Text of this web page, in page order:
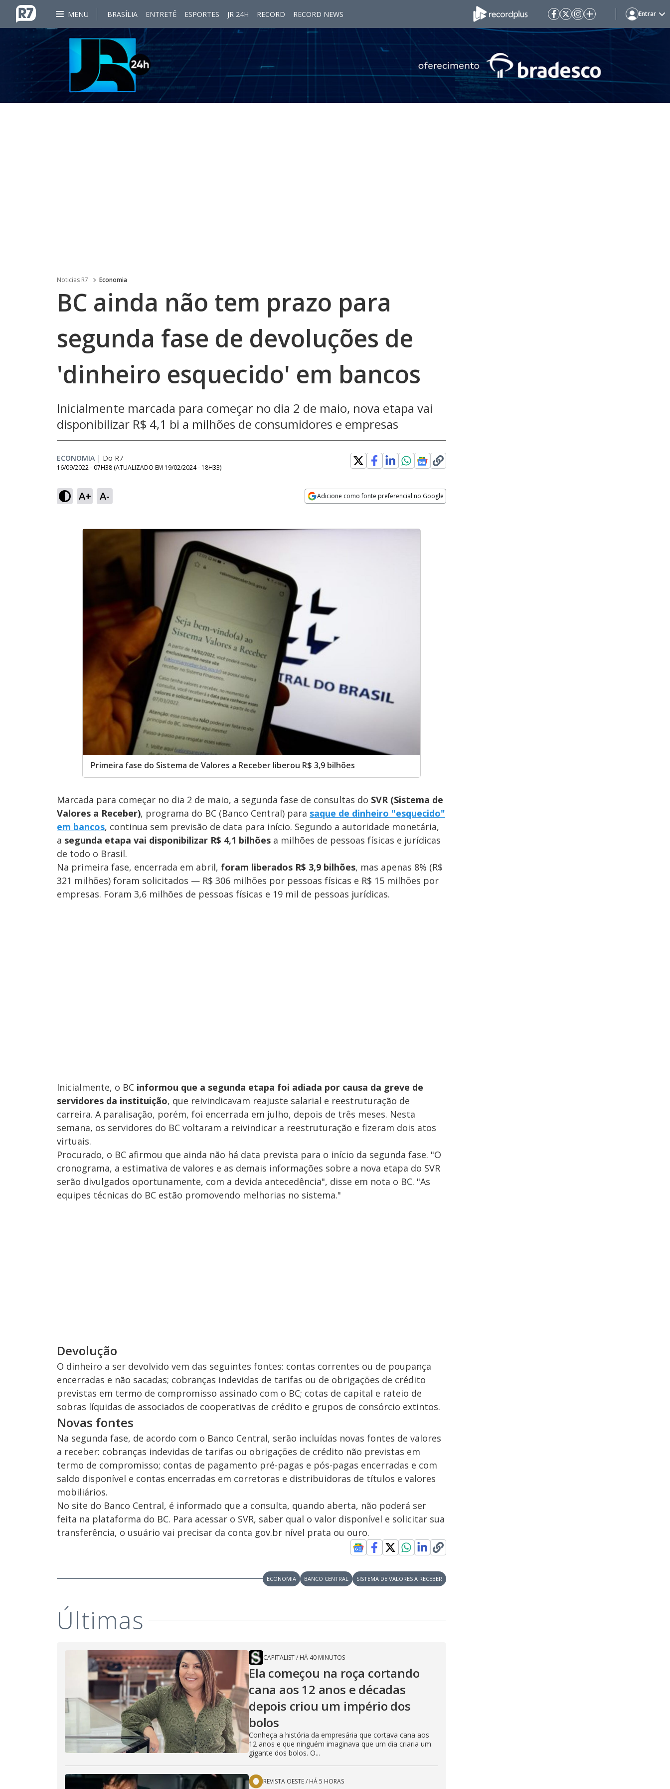
MENU BRASÍLIA ENTRETÊ ESPORTES JR 24H RECORD RECORD NEWS Entrar
Noticias R7 Economia
BC ainda não tem prazo para
segunda fase de devoluções de
'dinheiro esquecido' em bancos
Inicialmente marcada para começar no dia 2 de maio, nova etapa vai
disponibilizar R$ 4,1 bi a milhões de consumidores e empresas
ECONOMIA | Do R7
16/09/2022 - 07H38 (ATUALIZADO EM 19/02/2024 - 18H33)
A+ A- Adicione como fonte preferencial no Google
Primeira fase do Sistema de Valores a Receber liberou R$ 3,9 bilhões
Marcada para começar no dia 2 de maio, a segunda fase de consultas do SVR (Sistema de
Valores a Receber), programa do BC (Banco Central) para saque de dinheiro "esquecido"
em bancos, continua sem previsão de data para início. Segundo a autoridade monetária,
a segunda etapa vai disponibilizar R$ 4,1 bilhões a milhões de pessoas físicas e jurídicas
de todo o Brasil.
Na primeira fase, encerrada em abril, foram liberados R$ 3,9 bilhões, mas apenas 8% (R$
321 milhões) foram solicitados — R$ 306 milhões por pessoas físicas e R$ 15 milhões por
empresas. Foram 3,6 milhões de pessoas físicas e 19 mil de pessoas jurídicas.
Inicialmente, o BC informou que a segunda etapa foi adiada por causa da greve de
servidores da instituição, que reivindicavam reajuste salarial e reestruturação de
carreira. A paralisação, porém, foi encerrada em julho, depois de três meses. Nesta
semana, os servidores do BC voltaram a reivindicar a reestruturação e fizeram dois atos
virtuais.
Procurado, o BC afirmou que ainda não há data prevista para o início da segunda fase. "O
cronograma, a estimativa de valores e as demais informações sobre a nova etapa do SVR
serão divulgados oportunamente, com a devida antecedência", disse em nota o BC. "As
equipes técnicas do BC estão promovendo melhorias no sistema."
Devolução
O dinheiro a ser devolvido vem das seguintes fontes: contas correntes ou de poupança
encerradas e não sacadas; cobranças indevidas de tarifas ou de obrigações de crédito
previstas em termo de compromisso assinado com o BC; cotas de capital e rateio de
sobras líquidas de associados de cooperativas de crédito e grupos de consórcio extintos.
Novas fontes
Na segunda fase, de acordo com o Banco Central, serão incluídas novas fontes de valores
a receber: cobranças indevidas de tarifas ou obrigações de crédito não previstas em
termo de compromisso; contas de pagamento pré-pagas e pós-pagas encerradas e com
saldo disponível e contas encerradas em corretoras e distribuidoras de títulos e valores
mobiliários.
No site do Banco Central, é informado que a consulta, quando aberta, não poderá ser
feita na plataforma do BC. Para acessar o SVR, saber qual o valor disponível e solicitar sua
transferência, o usuário vai precisar da conta gov.br nível prata ou ouro.
ECONOMIA BANCO CENTRAL SISTEMA DE VALORES A RECEBER
Últimas
CAPITALIST/ HÁ 40 MINUTOS
Ela começou na roça cortando
cana aos 12 anos e décadas
depois criou um império dos
bolos
Conheça a história da empresária que cortava cana aos
12 anos e que ninguém imaginava que um dia criaria um
gigante dos bolos. O...
REVISTA OESTE/ HÁ 5 HORAS